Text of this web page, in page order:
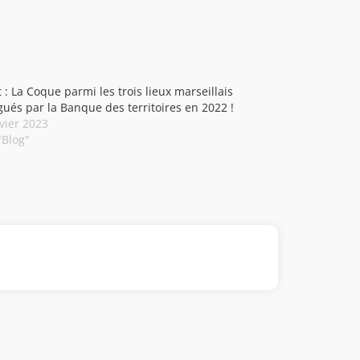
: La Coque parmi les trois lieux marseillais
par la Banque des territoires en 2022 !
2023